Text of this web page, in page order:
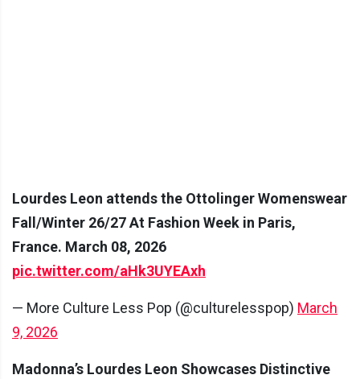
Lourdes Leon attends the Ottolinger Womenswear
Fall/Winter 26/27 At Fashion Week in Paris,
France. March 08, 2026
pic.twitter.com/aHk3UYEAxh
— More Culture Less Pop (@culturelesspop) March
9, 2026
Madonna’s Lourdes Leon Showcases Distinctive